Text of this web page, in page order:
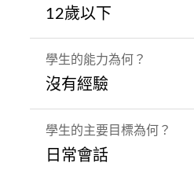
12歲以下
學生的能力為何？
沒有經驗
學生的主要目標為何？
日常會話